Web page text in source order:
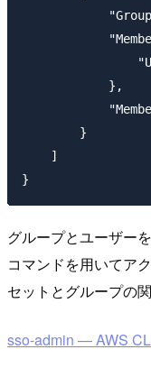
            },
        }
    ]
グループとユーザー
コマンドを用いてア
セットとグループの
sso-admin — AWS